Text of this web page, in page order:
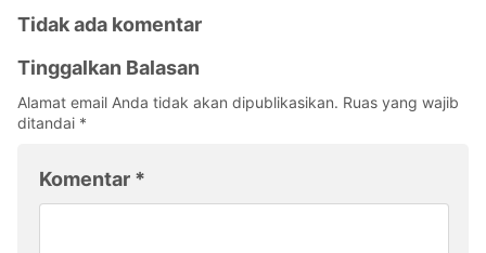
Tidak ada komentar
Tinggalkan Balasan
Alamat email Anda tidak akan dipublikasikan. Ruas yang wajib
ditandai *
Komentar *